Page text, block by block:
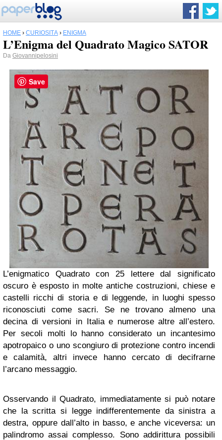
HOME › CURIOSITÀ › ENIGMA
L’Enigma del Quadrato Magico SATOR
Da Giovannipelosini
L’enigmatico Quadrato con 25 lettere dal significato
oscuro è esposto in molte antiche costruzioni, chiese e
castelli ricchi di storia e di leggende, in luoghi spesso
riconosciuti come sacri. Se ne trovano almeno una
decina di versioni in Italia e numerose altre all’estero.
Per secoli molti lo hanno considerato un incantesimo
apotropaico o uno scongiuro di protezione contro incendi
e calamità, altri invece hanno cercato di decifrarne
l’arcano messaggio.
Osservando il Quadrato, immediatamente si può notare
che la scritta si legge indifferentemente da sinistra a
destra, oppure dall’alto in basso, e anche viceversa: un
palindromo assai complesso. Sono addirittura possibili
Save